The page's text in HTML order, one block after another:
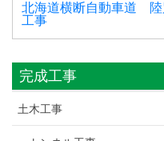
北海道横断自動車道
工事
完成工事
土木工事